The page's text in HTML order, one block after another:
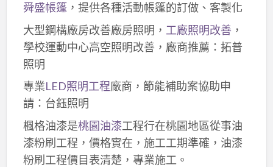
舜盛帳篷，提供各種活動帳篷的訂做、客製化
大型鋼構廠房改善廠房照明， 工廠照明改善，
學校運動中心高空照明改善，廠商推薦：拓普
照明
專業LED照明工程廠商，節能補助案協助申
請：台鈺照明
楓格油漆是桃園油漆工程行在桃園地區從事油
漆粉刷工程，價格實在，施工工期準確，油漆
粉刷工程價目表清楚，專業施工。